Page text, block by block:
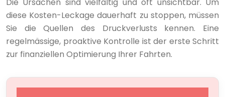
diese Kosten-Leckage dauerhaft zu stoppen, müssen
Sie die Quellen des Druckverlusts kennen. Eine
regelmässige, proaktive Kontrolle ist der erste Schritt
zur finanziellen Optimierung Ihrer Fahrten.